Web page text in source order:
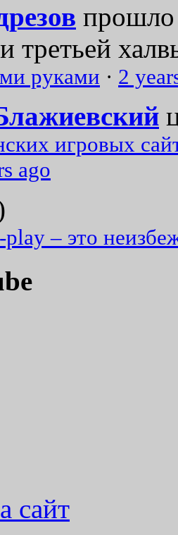
прошло
третьей
руками · 2
игровых
ago
– это
сайт